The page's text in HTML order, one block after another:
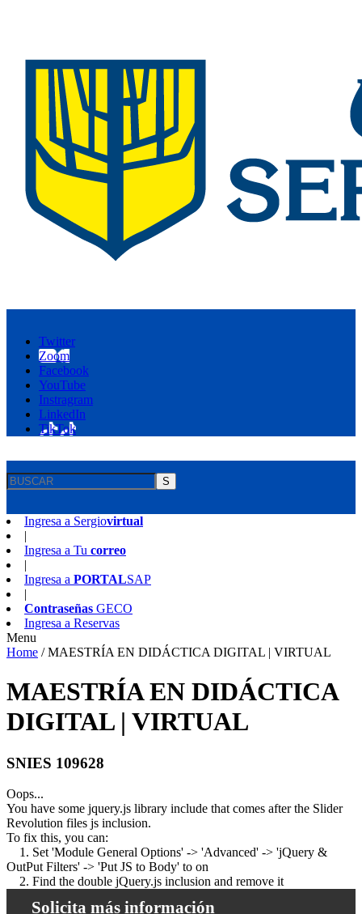
Twitter
Zoom
Facebook
YouTube
Instragram
LinkedIn
TikTok
S
Ingresa a Sergiovirtual
|
Ingresa a Tu correo
|
Ingresa a PORTALSAP
|
Contraseñas GECO
Ingresa a Reservas
Menu
Home /MAESTRÍA EN DIDÁCTICA DIGITAL | VIRTUAL
MAESTRÍA EN DIDÁCTICA
DIGITAL | VIRTUAL
SNIES 109628
Oops...
You have some jquery.js library include that comes after the Slider
Revolution files js inclusion.
To fix this, you can:
1. Set 'Module General Options' -> 'Advanced' -> 'jQuery &
OutPut Filters' -> 'Put JS to Body' to on
2. Find the double jQuery.js inclusion and remove it
Solicita más información